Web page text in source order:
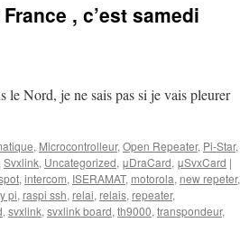
, c’est samedi
le Nord, je ne sais pas si je vais pleurer
, Microcontrolleur, Open Repeater, Pi-Star,
Svxlink, Uncategorized, μDraCard, μSvxCard |
, intercom, ISERAMAT, motorola, new repeter,
pi, raspi ssh, relai, relais, repeater,
, svxlink, svxlink board, th9000, transpondeur,